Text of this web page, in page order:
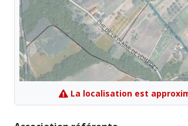
La localisation est